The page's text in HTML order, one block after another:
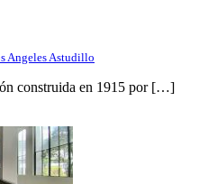
Angeles Astudillo
construida en 1915 por […]